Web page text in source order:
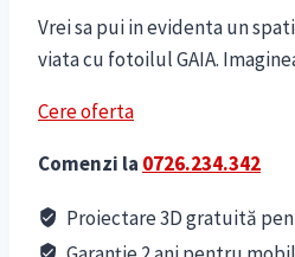
Vrei sa pui in evidenta un
viata cu fotoilul GAIA.
Cere oferta
Comenzi la 0726.234.342
Proiectare 3D gratuită